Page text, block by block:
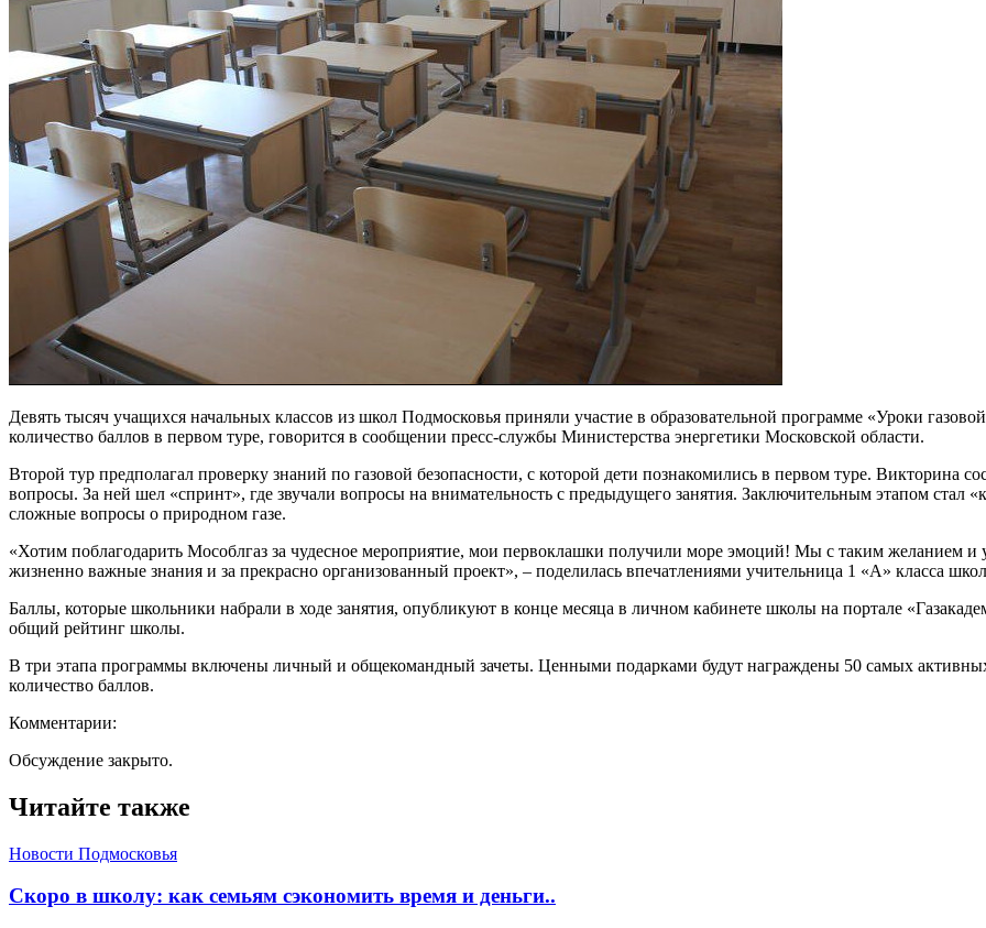
Девять тысяч учащихся начальных классов из школ Подмосковья приняли участие в образовательной программе «Уроки
количество баллов в первом туре, говорится в сообщении пресс-службы Министерства энергетики Московской области.
Второй тур предполагал проверку знаний по газовой безопасности, с которой дети познакомились в первом туре. Викторина
вопросы. За ней шел «спринт», где звучали вопросы на внимательность с предыдущего занятия. Заключительным этапом стал
сложные вопросы о природном газе.
«Хотим поблагодарить Мособлгаз за чудесное мероприятие, мои первоклашки получили море эмоций! Мы с таким желанием и
жизненно важные знания и за прекрасно организованный проект», – поделилась впечатлениями учительница 1 «А» класса
Баллы, которые школьники набрали в ходе занятия, опубликуют в конце месяца в личном кабинете школы на портале
общий рейтинг школы.
В три этапа программы включены личный и общекомандный зачеты. Ценными подарками будут награждены 50 самых
количество баллов.
Комментарии:
Обсуждение закрыто.
Читайте также
Новости Подмосковья
Скоро в школу: как семьям сэкономить время и деньги..